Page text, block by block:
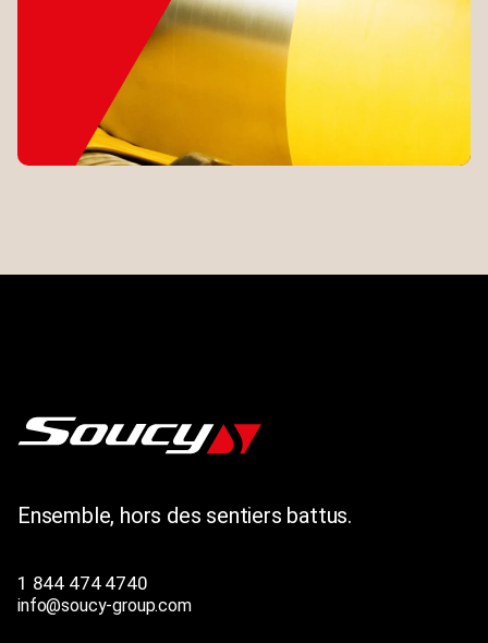
Ensemble, hors des sentiers battus.
1 844 474 4740
info@soucy-group.com